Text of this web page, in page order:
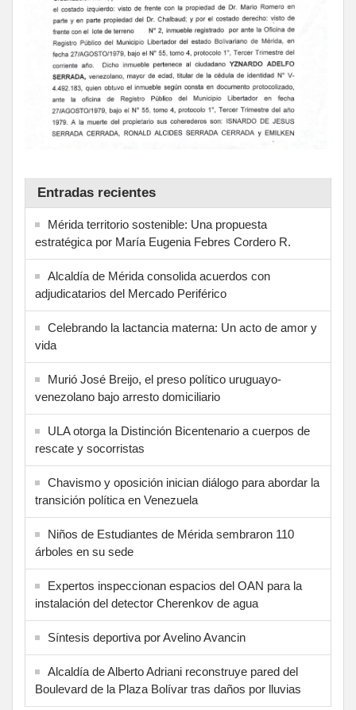
Entradas recientes
Mérida territorio sostenible: Una propuesta
estratégica por María Eugenia Febres Cordero R.
Alcaldía de Mérida consolida acuerdos con
adjudicatarios del Mercado Periférico
Celebrando la lactancia materna: Un acto de amor y
vida
Murió José Breijo, el preso político uruguayo-
venezolano bajo arresto domiciliario
ULA otorga la Distinción Bicentenario a cuerpos de
rescate y socorristas
Chavismo y oposición inician diálogo para abordar la
transición política en Venezuela
Niños de Estudiantes de Mérida sembraron 110
árboles en su sede
Expertos inspeccionan espacios del OAN para la
instalación del detector Cherenkov de agua
Síntesis deportiva por Avelino Avancin
Alcaldía de Alberto Adriani reconstruye pared del
Boulevard de la Plaza Bolívar tras daños por lluvias